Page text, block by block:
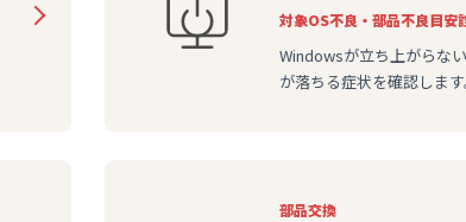
Windowsが立ち上がらな
が落ちる症状を確認します
対象OS不良・部品不良目安
部品交換